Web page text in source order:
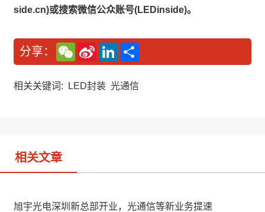
side.cn)或搜索微信公众账号(LEDinside)。
分享：
W
e
C
a
S
n
W
L
n
e
相关关键词: LED封装 光通信
相关文章
旭宇光电深圳新总部开业，光通信等新业务提速